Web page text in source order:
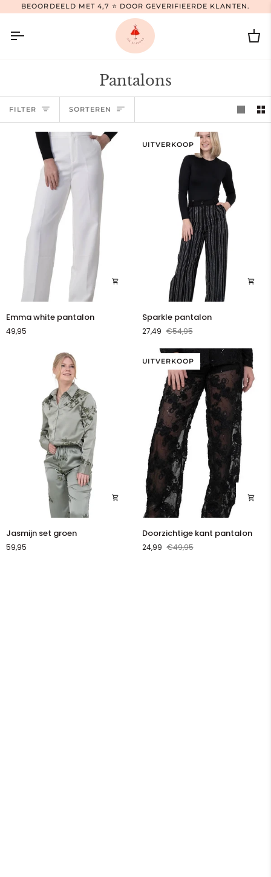
naar
BEOORDEELD MET 4,7 ⭐ DOOR GEVERIFIEERDE KLANTEN.
Pantalons
FILTER Sorteren
SORTEREN
white
pantalon
Emma white pantalon
49,95
UITVERKOOP
pantalon
Sparkle pantalon
27,49 €54,95
Jasmijn
set
groen
Jasmijn set groen
59,95
UITVERKOOP
Doorzichtige
kant
pantalon
Doorzichtige kant pantalon
24,99 €49,95